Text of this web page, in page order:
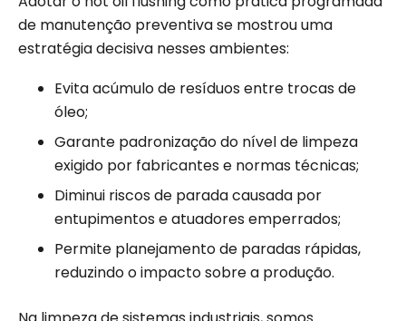
de manutenção preventiva se mostrou uma
estratégia decisiva nesses ambientes:
Evita acúmulo de resíduos entre trocas de
óleo;
Garante padronização do nível de limpeza
exigido por fabricantes e normas técnicas;
Diminui riscos de parada causada por
entupimentos e atuadores emperrados;
Permite planejamento de paradas rápidas,
reduzindo o impacto sobre a produção.